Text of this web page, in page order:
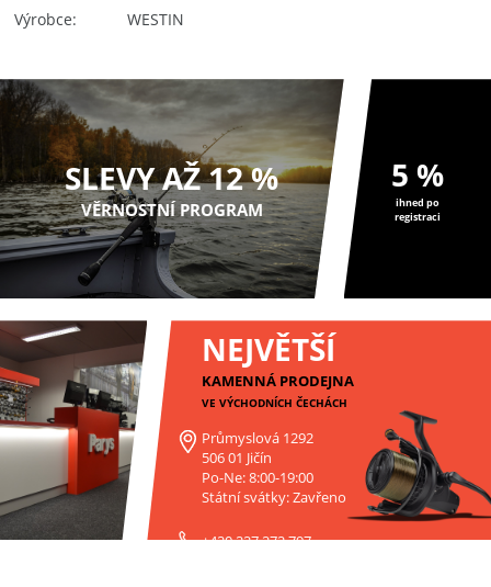
Výrobce
WESTIN
SLEVY AŽ 12 %
VĚRNOSTNÍ PROGRAM
5 %
ihned po
registraci
NEJVĚTŠÍ
KAMENNÁ PRODEJNA
VE VÝCHODNÍCH ČECHÁCH
Průmyslová 1292
506 01 Jičín
Po-Ne: 8:00-19:00
Státní svátky: Zavřeno
+420 227 272 797